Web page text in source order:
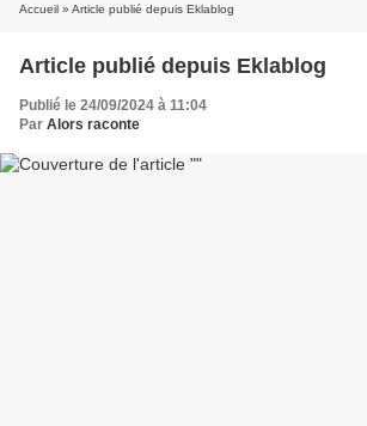
Accueil » Article publié depuis Eklablog
Article publié depuis Eklablog
Publié le 24/09/2024 à 11:04
Par Alors raconte